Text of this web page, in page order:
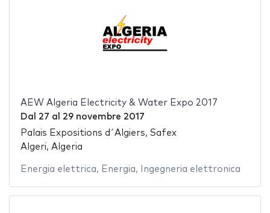
AEW Algeria Electricity & Water Expo 2017
Dal 27 al 29 novembre 2017
Palais Expositions d´Algiers, Safex
Algeri, Algeria
Energia elettrica, Energia, Ingegneria elettronica